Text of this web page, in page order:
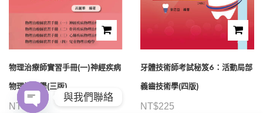
物理治療師實習手冊(一)神經疾病
物理治療學(三版)
NT$350
牙體技術師考試秘笈6：活動局部
義齒技術學(四版)
NT$225
與我們聯絡